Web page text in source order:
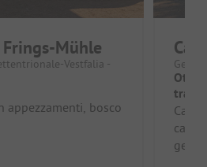
Mühle
Vestfalia -
appezzamenti, bosco